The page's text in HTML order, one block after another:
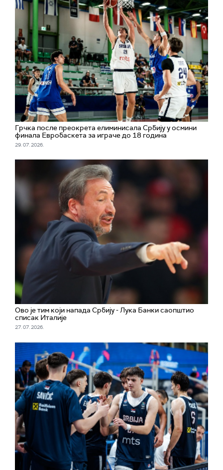
Грчка после преокрета елиминисала Србију у осмини
финала Евробаскета за играче до 18 година
29. 07. 2026.
Ово је тим који напада Србију - Лука Банки саопштио
списак Италије
27. 07. 2026.